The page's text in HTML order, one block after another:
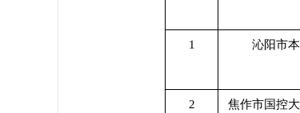
1 沁阳市
2 焦作市国控